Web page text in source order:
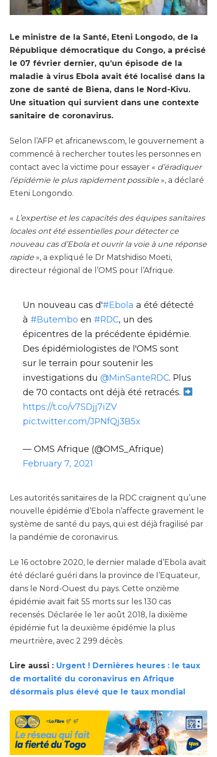
Le ministre de la Santé, Eteni Longodo, de la
République démocratique du Congo, a précisé
le 07 février dernier, qu’un épisode de la
maladie à virus Ebola avait été localisé dans la
zone de santé de Biena, dans le Nord-Kivu.
Une situation qui survient dans une contexte
sanitaire de coronavirus.
Selon l’AFP et africanews.com, le gouvernement a
commencé à rechercher toutes les personnes en
contact avec la victime pour essayer « d’éradiquer
l’épidémie le plus rapidement possible », a déclaré
Eteni Longondo.
« L’expertise et les capacités des équipes sanitaires
locales ont été essentielles pour détecter ce
nouveau cas d’Ebola et ouvrir la voie à une réponse
rapide », a expliqué le Dr Matshidiso Moeti,
directeur régional de l’OMS pour l’Afrique.
Un nouveau cas d'#Ebola a été détecté
à #Butembo en #RDC, un des
épicentres de la précédente épidémie.
Des épidémiologistes de l'OMS sont
sur le terrain pour soutenir les
investigations du @MinSanteRDC. Plus
de 70 contacts ont déjà été retracés.
https://t.co/v7SDjj7iZV
pic.twitter.com/JPNfQj3B5x
— OMS Afrique (@OMS_Afrique)
February 7, 2021
Les autorités sanitaires de la RDC craignent qu’une
nouvelle épidémie d’Ebola n’affecte gravement le
système de santé du pays, qui est déjà fragilisé par
la pandémie de coronavirus.
Le 16 octobre 2020, le dernier malade d’Ebola avait
été déclaré guéri dans la province de l’Equateur,
dans le Nord-Ouest du pays. Cette onzième
épidémie avait fait 55 morts sur les 130 cas
recensés. Déclarée le 1er août 2018, la dixième
épidémie fut la deuxième épidémie la plus
meurtrière, avec 2 299 décès.
Lire aussi : Urgent ! Dernières heures : le taux
de mortalité du coronavirus en Afrique
désormais plus élevé que le taux mondial